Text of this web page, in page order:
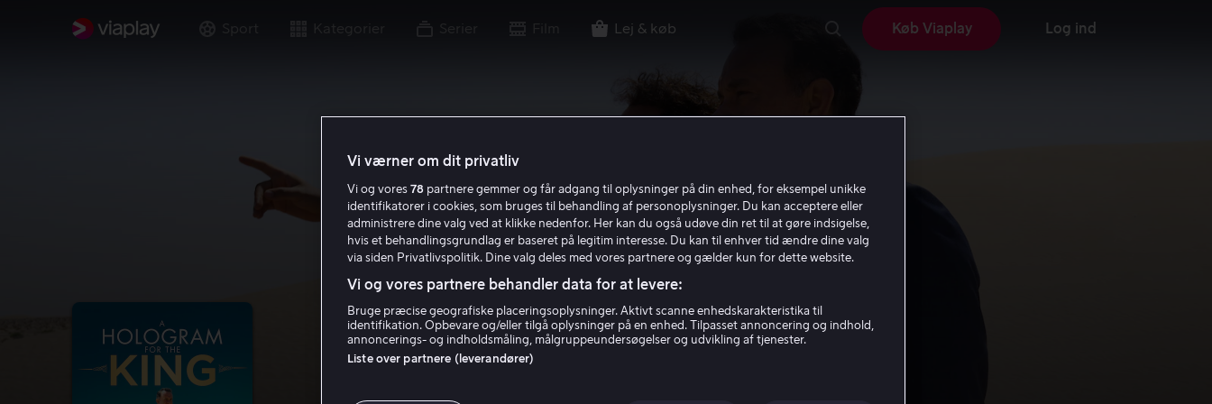
Lej & køb Køb Viaplay Log ind
Vi værner om dit privatliv
Vi og vores 78 partnere gemmer og får adgang til oplysninger på din enhed, for eksempel unikke
identifikatorer i cookies, som bruges til behandling af personoplysninger. Du kan acceptere eller
administrere dine valg ved at klikke nedenfor. Her kan du også udøve din ret til at gøre indsigelse,
hvis et behandlingsgrundlag er baseret på legitim interesse. Du kan til enhver tid ændre dine valg
via siden Privatlivspolitik. Dine valg deles med vores partnere og gælder kun for dette website.
Vi og vores partnere behandler data for at levere:
Bruge præcise geografiske placeringsoplysninger. Aktivt scanne enhedskarakteristika til
identifikation. Opbevare og/eller tilgå oplysninger på en enhed. Tilpasset annoncering og indhold,
annoncerings- og indholdsmåling, målgruppeundersøgelser og udvikling af tjenester.
Liste over partnere (leverandører)